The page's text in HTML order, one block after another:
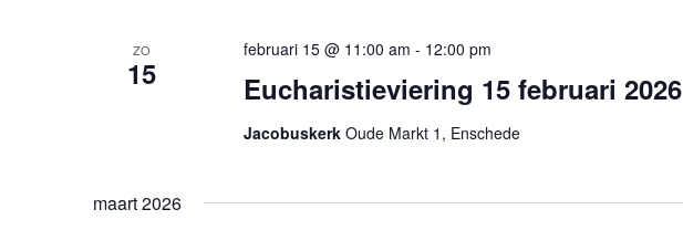
ZO
15 Eucharistieviering 15 februari 2026
februari 15 @ 11:00 am - 12:00 pm
Jacobuskerk Oude Markt 1, Enschede
maart 2026